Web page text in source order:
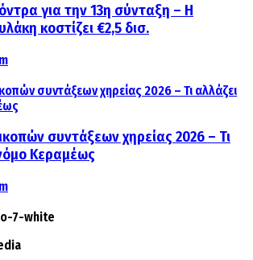
για την 13η σύνταξη – Η
κοστίζει €2,5 δισ.
συντάξεων χηρείας 2026 – Τι
Κεραμέως